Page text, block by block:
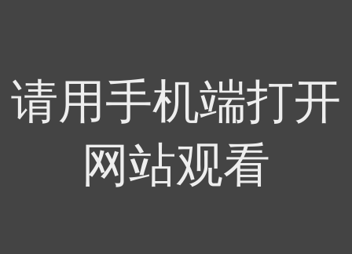
请用手机端打开
网站观看